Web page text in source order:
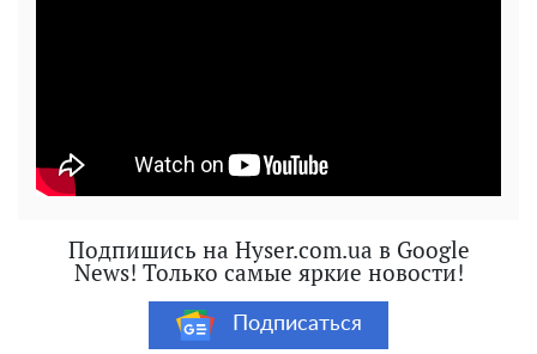
Подпишись на Hyser.com.ua в Google
News! Только самые яркие новости!
Подписаться